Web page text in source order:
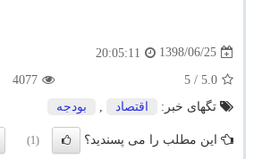
1398/06/25
20:05:11
5.0
/ 5
4077
تگهای خبر:
اقتصاد , بودجه
این مطلب را می پسندید؟ (1)